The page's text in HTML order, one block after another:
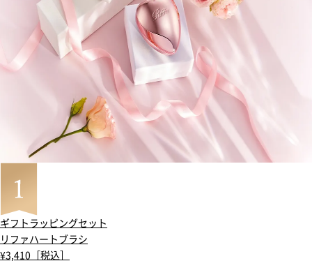
ギフトラッピングセット
リファハートブラシ
¥3,410［税込］